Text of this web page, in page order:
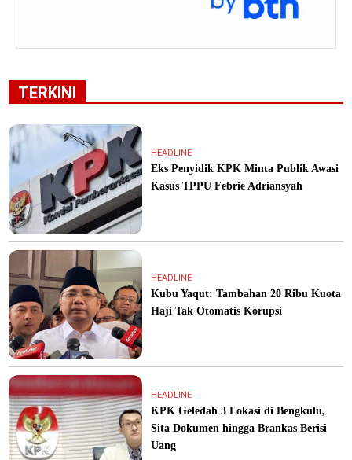
TERKINI
HEADLINE
Eks Penyidik KPK Minta Publik Awasi
Kasus TPPU Febrie Adriansyah
HEADLINE
Kubu Yaqut: Tambahan 20 Ribu Kuota
Haji Tak Otomatis Korupsi
HEADLINE
KPK Geledah 3 Lokasi di Bengkulu,
Sita Dokumen hingga Brankas Berisi
Uang